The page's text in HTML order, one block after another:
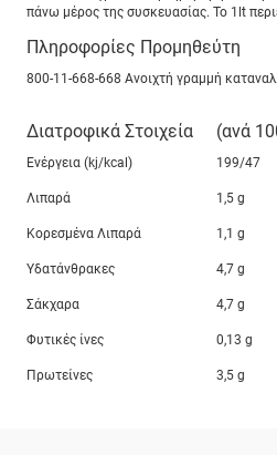
πάνω μέρος της συσκευασίας. To 1lt
Πληροφορίες Προμηθεύτη
800-11-668-668 Ανοιχτή γραμμή
Διατροφικά Στοιχεία (ανά
Ενέργεια (kj/kcal) 199/47
Λιπαρά 1,5 g
Κορεσμένα Λιπαρά 1,1 g
Υδατάνθρακες 4,7 g
Σάκχαρα 4,7 g
Φυτικές ίνες 0,13 g
Πρωτείνες 3,5 g